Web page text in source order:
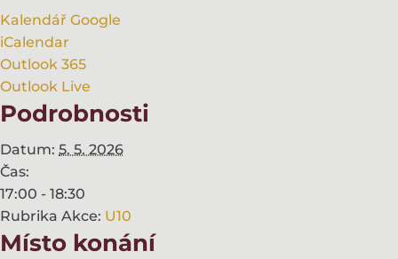
Kalendář Google
iCalendar
Outlook 365
Outlook Live
Podrobnosti
Datum: 5. 5. 2026
Čas:
17:00 - 18:30
Rubrika Akce: U10
Místo konání